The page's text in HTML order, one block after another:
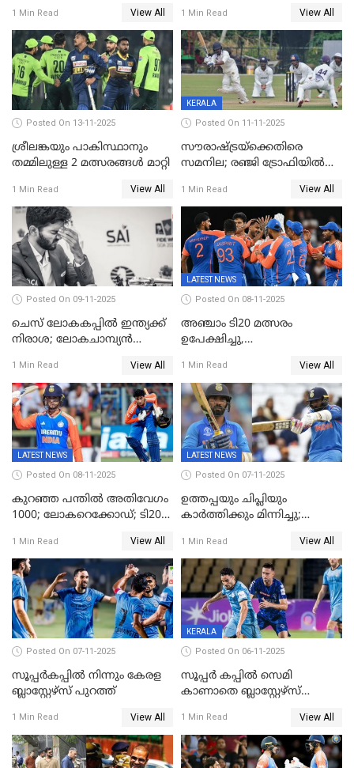
പുറത്ത്; ബുമ്രയ്ക്ക് അഞ്ച്
വിക്കറ്റ്
1 Min Read View All 1 Min Read View All
Posted On 13-11-2025
ശ്രീലങ്കയും പാകിസ്ഥാനും
തമ്മിലുള്ള 2 മത്സരങ്ങള്‍ മാറ്റി
1 Min Read View All
KERALA
Posted On 11-11-2025
സൗരാഷ്ട്രയ്‌ക്കെതിരെ
സമനില; രഞ്ജി ട്രോഫിയിൽ
1 Min Read View All
Posted On 09-11-2025
ചെസ് ലോകകപ്പില്‍ ഇന്ത്യക്ക്
നിരാശ; ലോകചാമ്പ്യന്‍
1 Min Read View All
LATEST NEWS
Posted On 08-11-2025
അഞ്ചാം ടി20 മത്സരം
ഉപേക്ഷിച്ചു,
ജയിച്ച് ഇന്ത്യ
1 Min Read View All
LATEST NEWS
Posted On 08-11-2025
കുറഞ്ഞ പന്തിൽ അതിവേഗം
1000; ലോകറെക്കോഡ്; ടി20
അപൂര്‍വനേട്ടവുമായി
അഭിഷേക് ശർമ
1 Min Read View All
LATEST NEWS
Posted On 07-11-2025
ഉത്തപ്പയും ചിപ്ലിയും
കാർത്തിക്കും മിന്നിച്ചു;
ഇന്ത്യ; ഹോങ്കോങ് സിക്സസ്
ക്രിക്കറ്റ് ടൂർണമെന്റിൽ ജയം
1 Min Read View All
Posted On 07-11-2025
സൂപ്പര്‍കപ്പില്‍ നിന്നും കേരള
ബ്ലാസ്റ്റേഴ്‌സ് പുറത്ത്
1 Min Read View All
KERALA
Posted On 06-11-2025
സൂപ്പർ കപ്പിൽ സെമി
കാണാതെ ബ്ലാസ്റ്റേഴ്സ്
1 Min Read View All